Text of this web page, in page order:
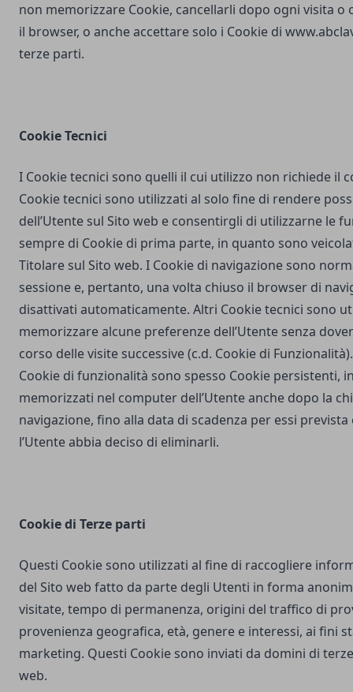
non memorizzare Cookie, cancellarli dopo ogni visita o
il browser, o anche accettare solo i Cookie di
terze parti.
Cookie Tecnici
I Cookie tecnici sono quelli il cui utilizzo non richiede il
Cookie tecnici sono utilizzati al solo fine di rendere
dell’Utente sul Sito web e consentirgli di utilizzarne le
sempre di Cookie di prima parte, in quanto sono
Titolare sul Sito web. I Cookie di navigazione sono
sessione e, pertanto, una volta chiuso il browser di
disattivati automaticamente. Altri Cookie tecnici sono
memorizzare alcune preferenze dell’Utente senza
corso delle visite successive (c.d. Cookie di
Cookie di funzionalità sono spesso Cookie persistenti,
memorizzati nel computer dell’Utente anche dopo la
navigazione, fino alla data di scadenza per essi
l’Utente abbia deciso di eliminarli.
Cookie di Terze parti
Questi Cookie sono utilizzati al fine di raccogliere
del Sito web fatto da parte degli Utenti in forma
visitate, tempo di permanenza, origini del traffico di
provenienza geografica, età, genere e interessi, ai fini
marketing. Questi Cookie sono inviati da domini di
web.